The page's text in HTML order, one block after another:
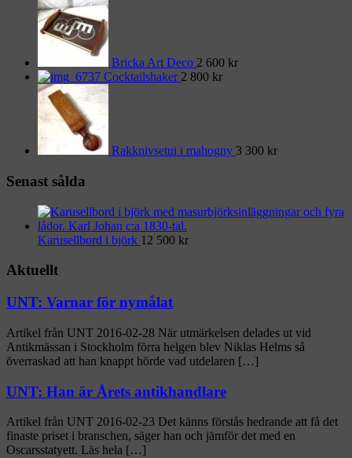
Bricka Art Deco 2 600 kr
Cocktailshaker 2 800 kr
Rakknivsetui i mahogny 3 300 kr
Senast sålda
Karusellbord i björk 12 500 kr
Aktuellt
UNT: Varnar för nymålat
Artikel från UNT 2016-02-28 När utmärkelsen delades ut vid
Antikmässan i Stockholm förra helgen blev Niklas Helms så
överraskad att han knappt hörde vad utdelaren […]
UNT: Han är Årets antikhandlare
Artikel från UNT 2016-02-23 Det känns förstås hedrande att få det
finaste priset i branschen, säger han och jämför det med en
Oscarsstatyett. Läs hela […]